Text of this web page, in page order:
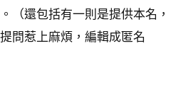
（還包括有一則是提供本名，
問惹上麻煩，編輯成匿名